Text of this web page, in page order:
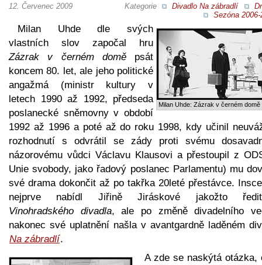
Kategorie Divadlo Na zábradlí
Sezóna 2006-
12. Červenec 2009
Milan Uhde: Zázrak v černém domě
Milan Uhde dle svých
vlastních slov započal hru
Zázrak v černém doměpsát
koncem 80. let, ale jeho politické
angažmá (ministr kultury v
letech 1990 až 1992, předseda
poslanecké sněmovny v období
1992 až 1996 a poté až do roku 1998, kdy učinil
rozhodnutí s odvrátil se zády proti svému
názorovému vůdci Václavu Klausovi a přestoupil z
Unie svobody, jako řadový poslanec Parlamentu) mu
své drama dokončit až po takřka 20leté přestávce.
nejprve nabídl Jiřině Jiráskové jakožto
Vinohradského divadla, ale po změně divadelního
nakonec své uplatnění našla v avantgardně laděném
Na zábradlí.
A zde se naskýtá otázka,